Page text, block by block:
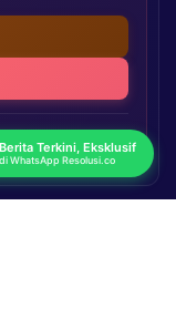
Berita Terkini, Eksklusif
di WhatsApp Resolusi.co